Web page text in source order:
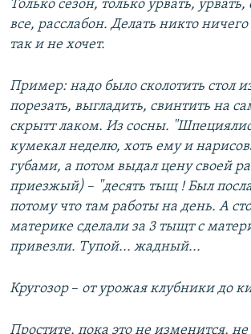
Только сезон, только урвать,
все, расслабон. Делать никто
так и не хочет.
Пример: надо было сколотить стол
порезать, выгладить, свинтить на
скрытт лаком. Из сосны.
кумекал неделю, хоть ему и
губами, а потом выдал цену своей
приезжый) –​ "десять тыщ ! Был
потому что там работы на день. А
материке сделали за 3 тыщт с
привезли. Тупой... жадный...
Кругозор –​ от урожая клубники до
Простите, пока это не изменится,